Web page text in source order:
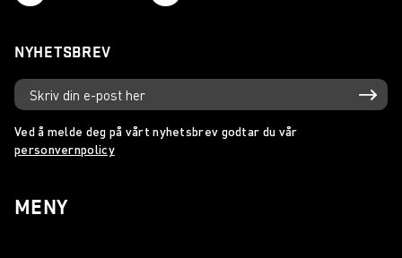
NYHETSBREV
Ved å melde deg på vårt nyhetsbrev godtar du vår
personvernpolicy
MENY